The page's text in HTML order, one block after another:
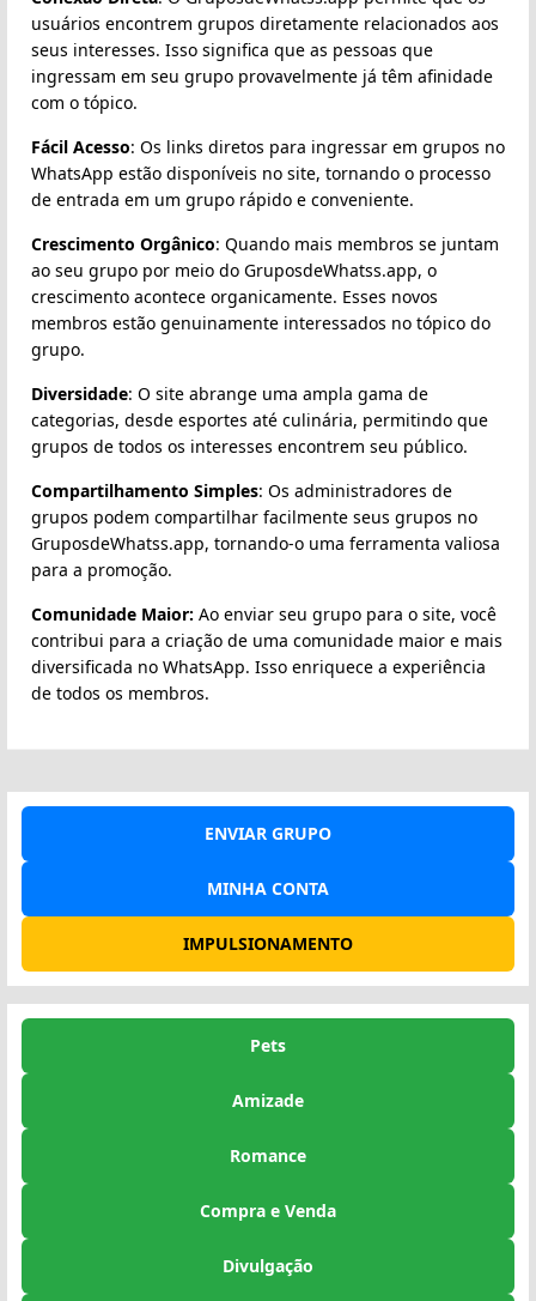
usuários encontrem grupos diretamente relacionados aos
seus interesses. Isso significa que as pessoas que
ingressam em seu grupo provavelmente já têm afinidade
com o tópico.
Fácil Acesso: Os links diretos para ingressar em grupos no
WhatsApp estão disponíveis no site, tornando o processo
de entrada em um grupo rápido e conveniente.
Crescimento Orgânico: Quando mais membros se juntam
ao seu grupo por meio do GruposdeWhatss.app, o
crescimento acontece organicamente. Esses novos
membros estão genuinamente interessados no tópico do
grupo.
Diversidade: O site abrange uma ampla gama de
categorias, desde esportes até culinária, permitindo que
grupos de todos os interesses encontrem seu público.
Compartilhamento Simples: Os administradores de
grupos podem compartilhar facilmente seus grupos no
GruposdeWhatss.app, tornando-o uma ferramenta valiosa
para a promoção.
Comunidade Maior: Ao enviar seu grupo para o site, você
contribui para a criação de uma comunidade maior e mais
diversificada no WhatsApp. Isso enriquece a experiência
de todos os membros.
ENVIAR GRUPO
MINHA CONTA
IMPULSIONAMENTO
Pets
Amizade
Romance
Compra e Venda
Divulgação